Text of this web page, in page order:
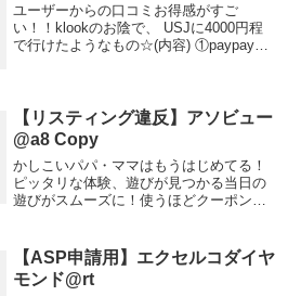
ユーザーからの口コミお得感がすご
い！！klookのお陰で、 USJに4000円程
で行けたようなもの☆(内容) ①paypay払
【リスティング違反】アソビュー
@a8 Copy
かしこいパパ・ママはもうはじめてる！
ピッタリな体験、遊びが見つかる当日の
遊びがスムーズに！使うほどクーポンで
みが広がりますちょっとした休みや温泉
やグルメで選んだ旅先...
【ASP申請用】エクセルコダイヤ
モンド@rt